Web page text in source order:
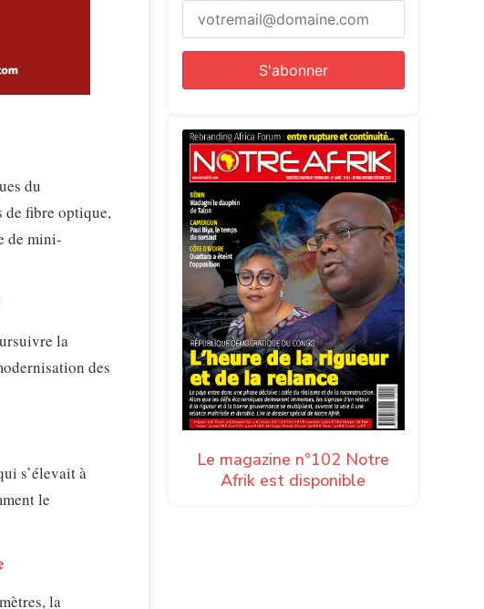
du
de fibre optique,
de mini-
la
des
s’élevait à
le
la
Le magazine n°102 Notre
Afrik est disponible